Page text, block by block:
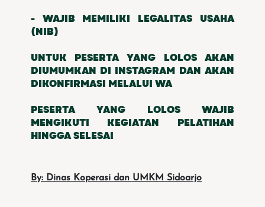
- WAJIB MEMILIKI LEGALITAS USAHA
(NIB)
UNTUK PESERTA YANG LOLOS AKAN
DIUMUMKAN DI INSTAGRAM DAN AKAN
DIKONFIRMASI MELALUI WA
PESERTA YANG LOLOS WAJIB
MENGIKUTI KEGIATAN PELATIHAN
HINGGA SELESAI
By: Dinas Koperasi dan UMKM Sidoarjo